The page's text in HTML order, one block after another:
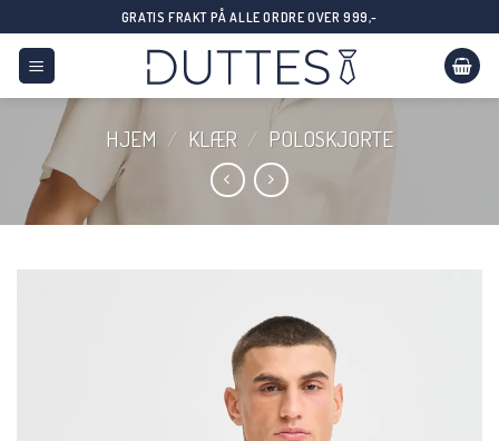
to
content
GRATIS FRAKT PÅ ALLE ORDRE OVER 999,-
HJEM / KLÆR / POLOSKJORTE